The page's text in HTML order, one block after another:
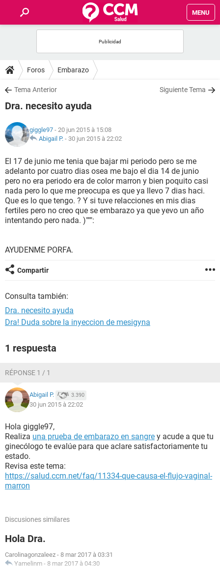
MENU
FORUMS
SALUD
NUTRICIÓN
BIENESTAR
SEXUALIDAD
GLOSARIO
Foros Embarazo
Tema Anterior Siguiente Tema
Dra. necesito ayuda
giggle97 - 20 jun 2015 à 15:08
Abigail P. - 30 jun 2015 à 22:02
El 17 de junio me tenia que bajar mi periodo pero se me
adelanto por cuatro dias osea me bajo el dia 14 de junio
pero no era periodo era de color marron y bien poquito casi
nada pero lo que me preocupa es que ya llevo 7 dias haci.
Que es lo que tengo. ? Y si tuve relacciones en mis dias
fertiles pero no creo que se embarazo ya que yevo un año
intentando pero nada. )""":
AYUDENME PORFA.
Compartir
Consulta también:
Dra. necesito ayuda
Dra! Duda sobre la inyeccion de mesigyna
1 respuesta
RÉPONSE 1 / 1
Abigail P. 3.390
30 jun 2015 à 22:02
Hola giggle97,
Realiza una prueba de embarazo en sangre y acude a que tu
ginecólogo te evalúe para que aclare satisfactoriamente tu
estado.
Revisa este tema:
https://salud.ccm.net/faq/11334-que-causa-el-flujo-vaginal-
marron
Discusiones similares
Hola Dra.
Carolinagonzaleez - 8 mar 2017 à 03:31
Yamelinm - 8 mar 2017 à 04:30